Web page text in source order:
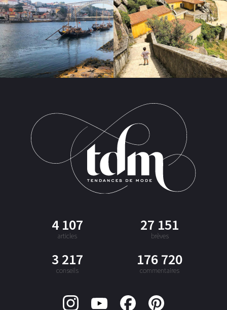
4 107
articles
27 151
brèves
3 217
conseils
176 720
commentaires